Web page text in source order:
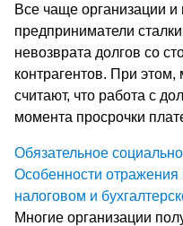
Все чаще организации
предприниматели
невозврата долгов со
контрагентов. При
считают, что работа с
момента просрочки
Обязательное
Особенности отражения
налоговом и
Многие организации